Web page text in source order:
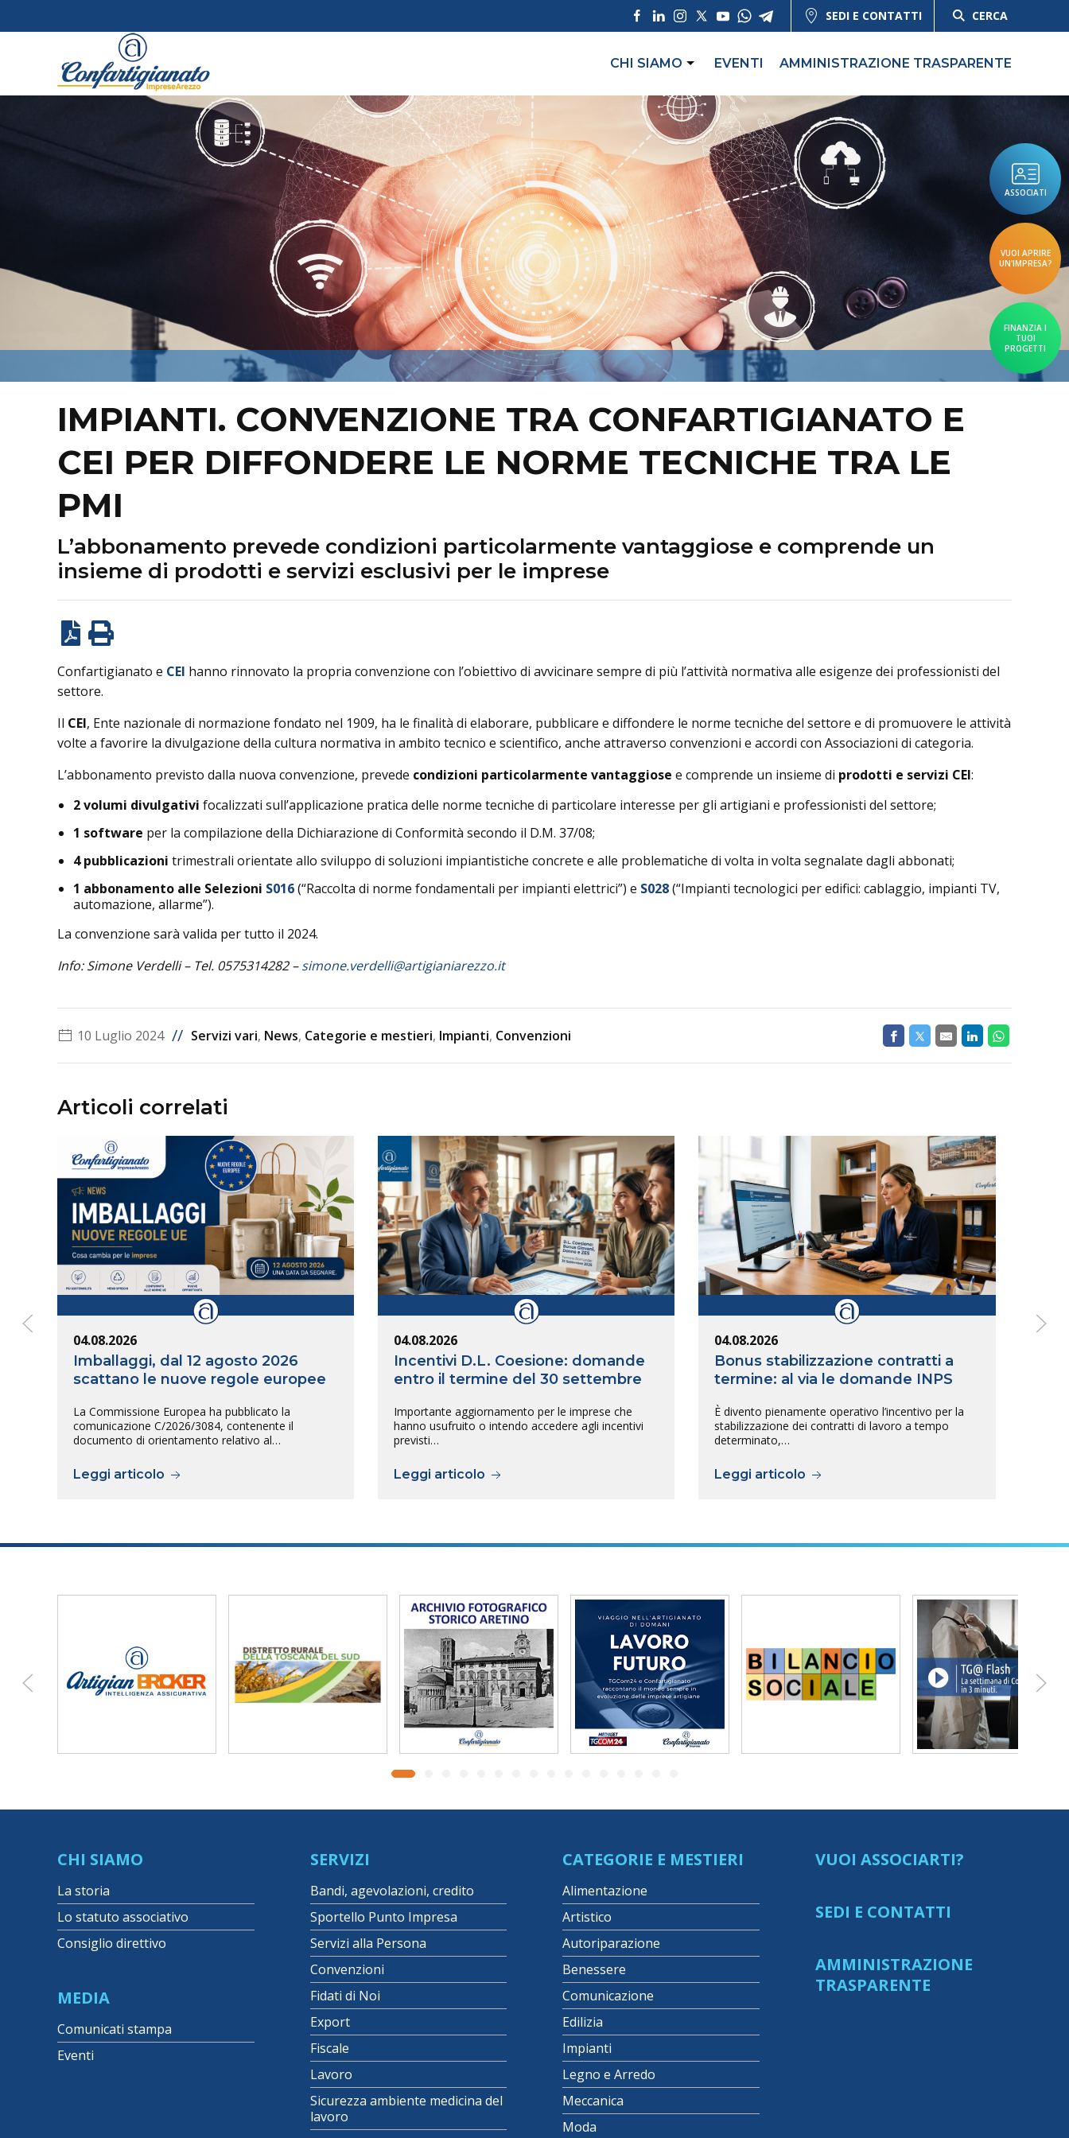
SEDI E CONTATTI CERCA
CHI SIAMO EVENTI AMMINISTRAZIONE TRASPARENTE
ASSOCIATI
VUOI APRIRE
UN'IMPRESA?
FINANZIA I
TUOI
PROGETTI
IMPIANTI. CONVENZIONE TRA CONFARTIGIANATO E
CEI PER DIFFONDERE LE NORME TECNICHE TRA LE
PMI
L’abbonamento prevede condizioni particolarmente vantaggiose e comprende un
insieme di prodotti e servizi esclusivi per le imprese
Confartigianato e CEI hanno rinnovato la propria convenzione con l’obiettivo di avvicinare sempre di più l’attività normativa alle esigenze dei professionisti del
settore.
Il CEI, Ente nazionale di normazione fondato nel 1909, ha le finalità di elaborare, pubblicare e diffondere le norme tecniche del settore e di promuovere le attività
volte a favorire la divulgazione della cultura normativa in ambito tecnico e scientifico, anche attraverso convenzioni e accordi con Associazioni di categoria.
L’abbonamento previsto dalla nuova convenzione, prevede condizioni particolarmente vantaggiose e comprende un insieme di prodotti e servizi CEI:
2 volumi divulgativi focalizzati sull’applicazione pratica delle norme tecniche di particolare interesse per gli artigiani e professionisti del settore;
1 software per la compilazione della Dichiarazione di Conformità secondo il D.M. 37/08;
4 pubblicazioni trimestrali orientate allo sviluppo di soluzioni impiantistiche concrete e alle problematiche di volta in volta segnalate dagli abbonati;
1 abbonamento alle Selezioni S016(“Raccolta di norme fondamentali per impianti elettrici”) e S028(“Impianti tecnologici per edifici: cablaggio, impianti TV,
automazione, allarme”).
La convenzione sarà valida per tutto il 2024.
Info: Simone Verdelli – Tel. 0575314282 –simone.verdelli@artigianiarezzo.it
10 Luglio 2024 // Servizi vari, News, Categorie e mestieri, Impianti, Convenzioni
Articoli correlati
04.08.2026
Imballaggi, dal 12 agosto 2026
scattano le nuove regole europee
La Commissione Europea ha pubblicato la
comunicazione C/2026/3084, contenente il
documento di orientamento relativo al…
Leggi articolo
04.08.2026
Incentivi D.L. Coesione: domande
entro il termine del 30 settembre
Importante aggiornamento per le imprese che
hanno usufruito o intendo accedere agli incentivi
previsti…
Leggi articolo
04.08.2026
Bonus stabilizzazione contratti a
termine: al via le domande INPS
È divento pienamente operativo l’incentivo per la
stabilizzazione dei contratti di lavoro a tempo
determinato,…
Leggi articolo
CHI SIAMO
La storia
Lo statuto associativo
Consiglio direttivo
MEDIA
Comunicati stampa
Eventi
SERVIZI
Bandi, agevolazioni, credito
Sportello Punto Impresa
Servizi alla Persona
Convenzioni
Fidati di Noi
Export
Fiscale
Lavoro
Sicurezza ambiente medicina del
lavoro
CATEGORIE E MESTIERI
Alimentazione
Artistico
Autoriparazione
Benessere
Comunicazione
Edilizia
Impianti
Legno e Arredo
Meccanica
Moda
VUOI ASSOCIARTI?
SEDI E CONTATTI
AMMINISTRAZIONE
TRASPARENTE